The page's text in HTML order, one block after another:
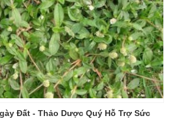
Đất - Thảo Dược Quý Hỗ Trợ Sức